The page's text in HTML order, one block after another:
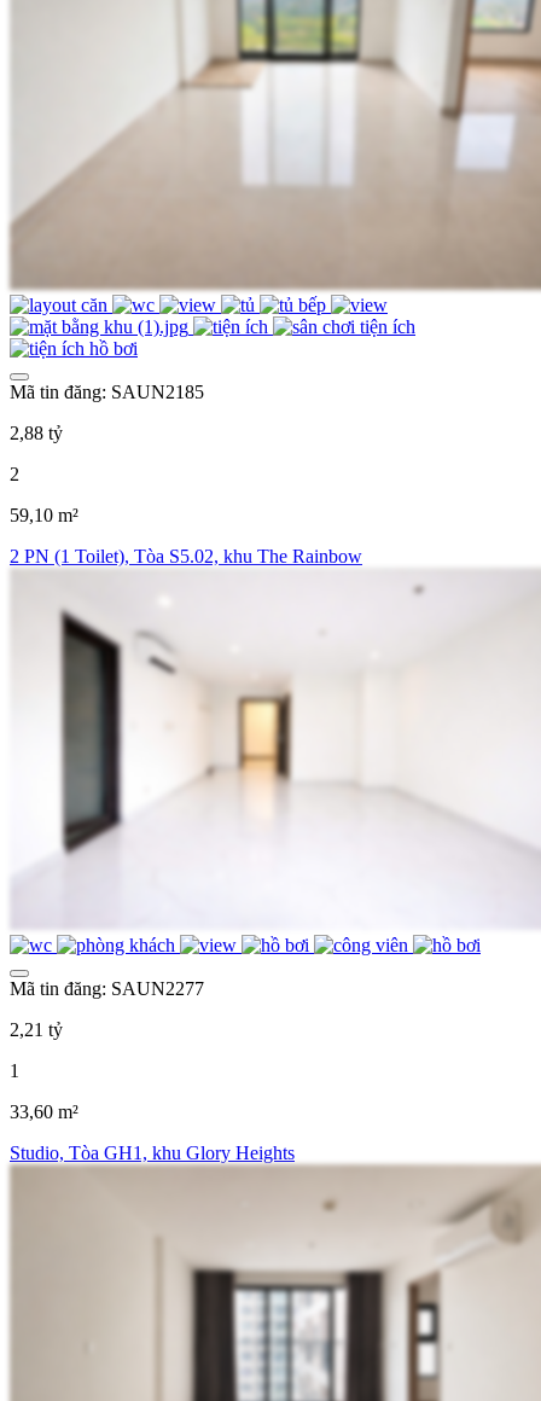
Mã tin đăng: SAUN2185
2,88 tỷ
2
59,10 m²
2 PN (1 Toilet), Tòa S5.02, khu The Rainbow
Mã tin đăng: SAUN2277
2,21 tỷ
1
33,60 m²
Studio, Tòa GH1, khu Glory Heights